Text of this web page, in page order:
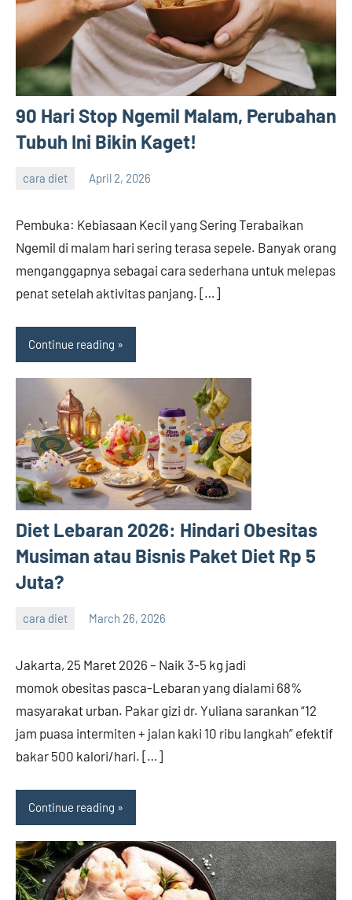
90 Hari Stop Ngemil Malam, Perubahan
Tubuh Ini Bikin Kaget!
cara diet April 2, 2026
Pembuka: Kebiasaan Kecil yang Sering Terabaikan
Ngemil di malam hari sering terasa sepele. Banyak orang
menganggapnya sebagai cara sederhana untuk melepas
penat setelah aktivitas panjang. […]
Continue reading
Diet Lebaran 2026: Hindari Obesitas
Musiman atau Bisnis Paket Diet Rp 5
Juta?
cara diet March 26, 2026
Jakarta, 25 Maret 2026 – Naik 3-5 kg jadi
momok obesitas pasca-Lebaran yang dialami 68%
masyarakat urban. Pakar gizi dr. Yuliana sarankan “12
jam puasa intermiten + jalan kaki 10 ribu langkah” efektif
bakar 500 kalori/hari. […]
Continue reading